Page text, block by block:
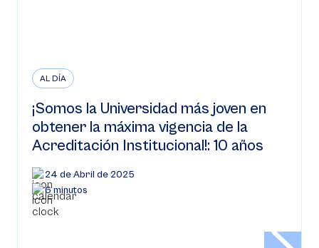
AL DÍA
¡Somos la Universidad más joven en
obtener la máxima vigencia de la
Acreditación Institucional!: 10 años
24 de Abril de 2025
6 minutos